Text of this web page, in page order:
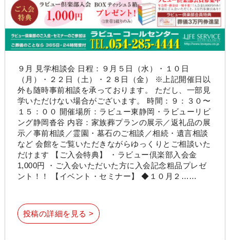
９月 見学相談会 日程：９月５日（水）・１０日
（月）・２２日（土）・２８日（金） ※上記開催日以
外も随時事前相談を承っております。 ただし、一部見
学いただけない場合がございます。 時間：９：３０〜
１５：００ 開催場所：ラビュー東静岡・ラビューリビ
ング静岡沓谷 内容：家族葬プランの展示／返礼品の展
示／事前相談／霊園・墓石のご相談／相続・遺言相談
など 会館をご覧いただきながらゆっくりとご相談いた
だけます 【ご入会特典】 ・ラビュー倶楽部入会金
1,000円 ・ご入会いただいた方に入会記念粗品プレゼ
ント！！ 【イベント・セミナー】 ◆１０月２……
投稿の詳細を見る >